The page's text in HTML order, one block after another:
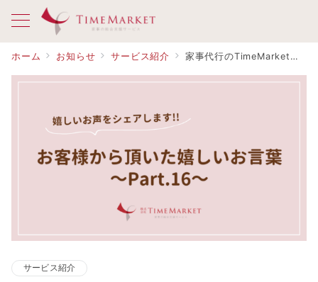
ホーム お知らせ サービス紹介 家事代行のTimeMarket お客様のお声のご紹介Part.16
サービス紹介